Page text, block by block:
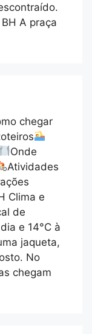
A praça
chegar
Onde
Atividades
Clima e
de
e 14°C à
jaqueta,
No
chegam